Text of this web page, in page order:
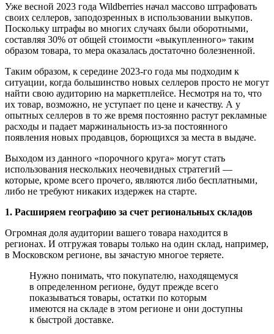
Уже весной 2023 года Wildberries начал массово штрафовать
своих селлеров, заподозренных в использовании выкупов.
Поскольку штрафы во многих случаях были оборотными,
составляя 30% от общей стоимости «выкупленного» таким
образом товара, то мера оказалась достаточно болезненной.
Таким образом, к середине 2023-го года мы подходим к
ситуации, когда большинство новых селлеров просто не могут
найти свою аудиторию на маркетплейсе. Несмотря на то, что
их товар, возможно, не уступает по цене и качеству. А у
опытных селлеров в то же время постоянно растут рекламные
расходы и падает маржинальность из-за постоянного
появления новых продавцов, борющихся за места в выдаче.
Выходом из данного «порочного круга» могут стать
использования нескольких неочевидных стратегий —
которые, кроме всего прочего, являются либо бесплатными,
либо не требуют никаких издержек на старте.
1. Расширяем географию за счет региональных складов
Огромная доля аудитории вашего товара находится в
регионах. И отгружая товары только на один склад, например,
в Московском регионе, вы зачастую многое теряете.
Нужно понимать, что покупателю, находящемуся
в определенном регионе, будут прежде всего
показываться товары, остатки по которым
имеются на складе в этом регионе и они доступны
к быстрой доставке.